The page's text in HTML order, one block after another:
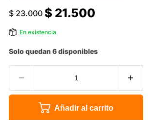
$23.000 $ 21.500
En existencia
Solo quedan 6 disponibles
Añadir al carrito